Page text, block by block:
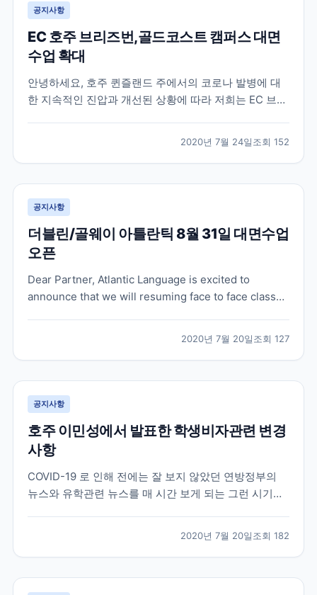
공지사항
EC 호주 브리즈번,골드코스트 캠퍼스 대면
수업 확대
안녕하세요, 호주 퀸즐랜드 주에서의 코로나 발병에 대
한 지속적인 진압과 개선된 상황에 따라 저희는 EC 브리
일간 (월요일, 화요일, 수요일) 캠퍼스 내에서 대면수업
이 진행되며, 목요일과 금요일 에는 온라인 수업...
2020년 7월 24일조회 152
공지사항
더블린/골웨이 아틀란틱 8월 31일 대면수업
오픈
Dear Partner, Atlantic Language is excited to
announce that we will resuming face to face classes
2020년 7월 20일조회 127
공지사항
호주 이민성에서 발표한 학생비자관련 변경
사항
COVID-19 로 인해 전에는 잘 보지 않았던 연방정부의
뉴스와 유학관련 뉴스를 매 시간 보게 되는 그런 시기이
기들은 나올것이지만 오늘 이민성 장관이 발표한 학생
비자 및 485 (Post-study work v...
2020년 7월 20일조회 182